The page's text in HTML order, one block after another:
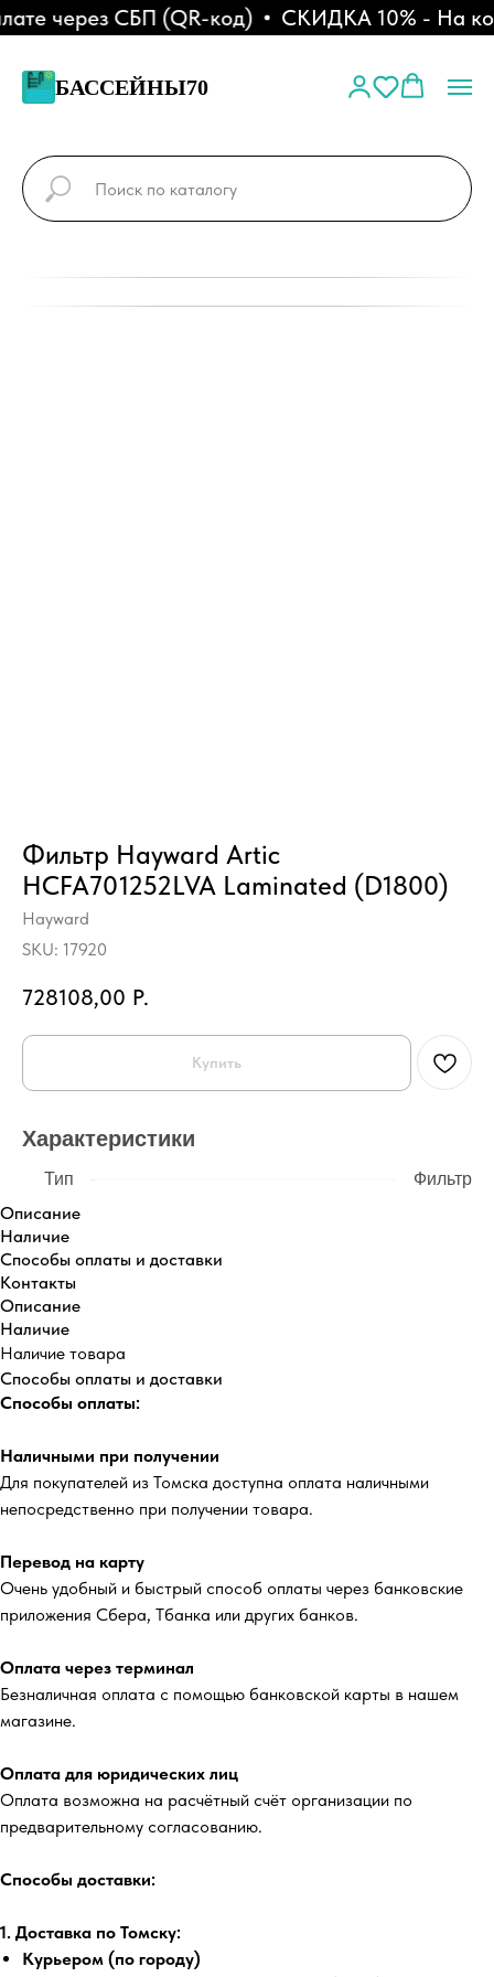
через СБП (QR-код) СКИДКА 10% - На
БАССЕЙНЫ70
Фильтр Hayward Artic
HCFA701252LVA Laminated (D1800)
Hayward
SKU: 17920
728108,00 Р.
Купить
Характеристики
Тип Фильтр
Описание
Наличие
Способы оплаты и доставки
Контакты
Описание
Наличие
Наличие товара
Способы оплаты и доставки
Способы оплаты:
Наличными при получении
Для покупателей из Томска доступна оплата наличными
непосредственно при получении товара.
Перевод на карту
Очень удобный и быстрый способ оплаты через банковские
приложения Сбера, Тбанка или других банков.
Оплата через терминал
Безналичная оплата с помощью банковской карты в нашем
магазине.
Оплата для юридических лиц
Оплата возможна на расчётный счёт организации по
предварительному согласованию.
Способы доставки:
1. Доставка по Томску:
Курьером (по городу)